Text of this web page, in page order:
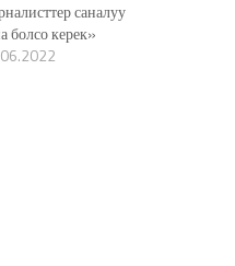
саналуу
болсо керек»